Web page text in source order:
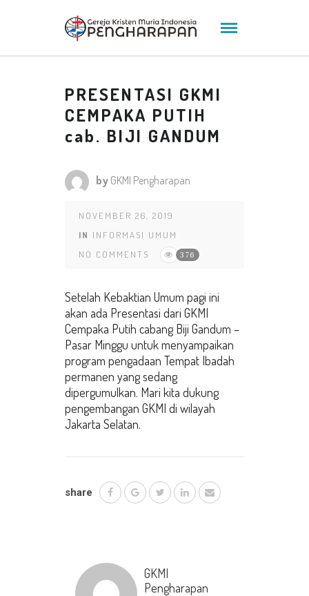
PRESENTASI GKMI
CEMPAKA PUTIH
cab. BIJI GANDUM
by GKMI Pengharapan
NOVEMBER 26, 2019
IN INFORMASI UMUM
NO COMMENTS
376
Setelah Kebaktian Umum pagi ini
akan ada Presentasi dari GKMI
Cempaka Putih cabang Biji Gandum –
Pasar Minggu untuk menyampaikan
program pengadaan Tempat Ibadah
permanen yang sedang
dipergumulkan. Mari kita dukung
pengembangan GKMI di wilayah
Jakarta Selatan.
share
GKMI
Pengharapan